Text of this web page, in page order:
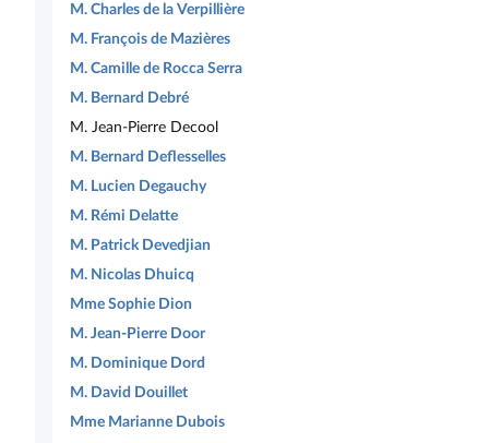
M. Charles de la Verpillière
M. François de Mazières
M. Camille de Rocca Serra
M. Bernard Debré
M. Jean-Pierre Decool
M. Bernard Deflesselles
M. Lucien Degauchy
M. Rémi Delatte
M. Patrick Devedjian
M. Nicolas Dhuicq
Mme Sophie Dion
M. Jean-Pierre Door
M. Dominique Dord
M. David Douillet
Mme Marianne Dubois